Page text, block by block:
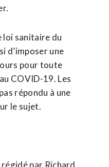
loi sanitaire du
d’imposer une
pour toute
COVID-19. Les
répondu à une
le sujet.
par Richard